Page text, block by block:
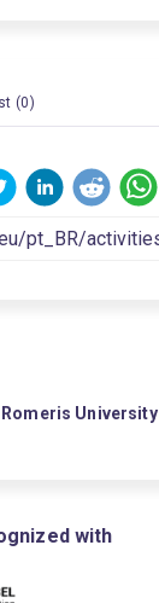
(0)
University
with